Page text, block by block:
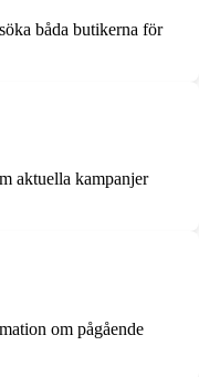
båda butikerna för
aktuella kampanjer
om pågående